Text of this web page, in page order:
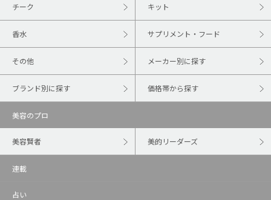
チーク キット
香水 サプリメント・フード
その他 メーカー別に探す
ブランド別に探す 価格帯から探す
美容のプロ
美容賢者 美的リーダーズ
連載
占い